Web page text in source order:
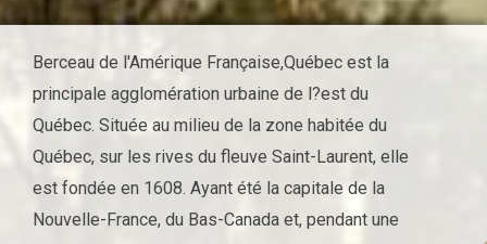
Berceau de l'Amérique Française,Québec est la
principale agglomération urbaine de l?est du
Québec. Située au milieu de la zone habitée du
Québec, sur les rives du fleuve Saint-Laurent, elle
est fondée en 1608. Ayant été la capitale de la
Nouvelle-France, du Bas-Canada et, pendant une